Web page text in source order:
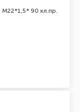
M22*1,5* 90 кл.пр.